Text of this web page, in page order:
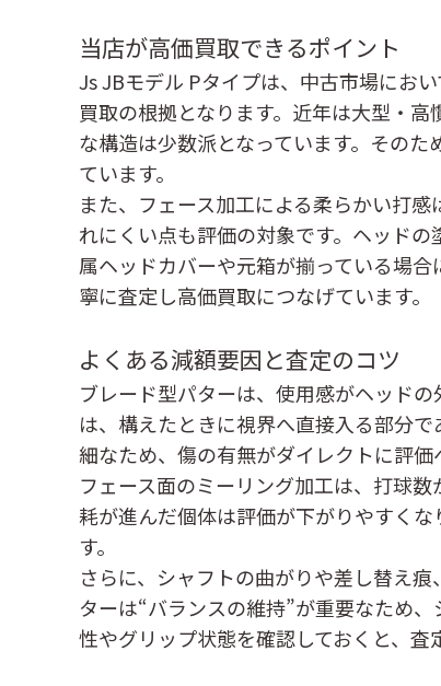
当店が高価買取できるポイント
Js JBモデル Pタイプは、中古市場にお
買取の根拠となります。近年は大型・
な構造は少数派となっています。その
ています。
また、フェース加工による柔らかい打
れにくい点も評価の対象です。ヘッド
属ヘッドカバーや元箱が揃っている場
寧に査定し高価買取につなげています。
よくある減額要因と査定のコツ
ブレード型パターは、使用感がヘッド
は、構えたときに視界へ直接入る部分
細なため、傷の有無がダイレクトに評価
フェース面のミーリング加工は、打球
耗が進んだ個体は評価が下がりやすく
す。
さらに、シャフトの曲がりや差し替え
ターは“バランスの維持”が重要なため
性やグリップ状態を確認しておくと、査